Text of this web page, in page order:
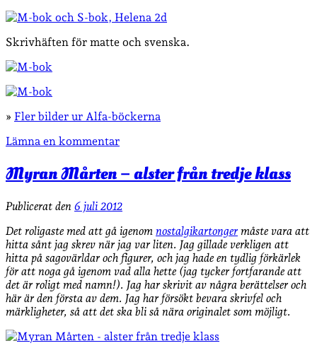
Skrivhäften för matte och svenska.
» Fler bilder ur Alfa-böckerna
Lämna en kommentar
Myran Mårten – alster från tredje klass
Publicerat den 6 juli 2012
Det roligaste med att gå igenom nostalgikartongermåste vara att
hitta sånt jag skrev när jag var liten. Jag gillade verkligen att
hitta på sagovärldar och figurer, och jag hade en tydlig förkärlek
för att noga gå igenom vad alla hette (jag tycker fortfarande att
det är roligt med namn!). Jag har skrivit av några berättelser och
här är den första av dem. Jag har försökt bevara skrivfel och
märkligheter, så att det ska bli så nära originalet som möjligt.